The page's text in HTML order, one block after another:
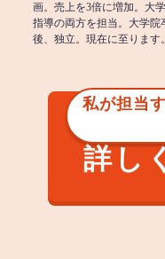
画。売上を3倍に増加。大
指導の両方を担当。大学院
後、独立。現在に至ります。
私が担当
詳し